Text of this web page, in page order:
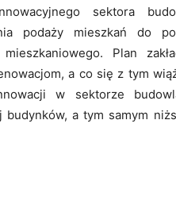
sektora
podaży mieszkań do
mieszkaniowego. Plan
a co się z tym
w sektorze
budynków, a tym samym